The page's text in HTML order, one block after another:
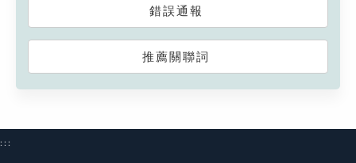
錯誤通報
推薦關聯詞
:::